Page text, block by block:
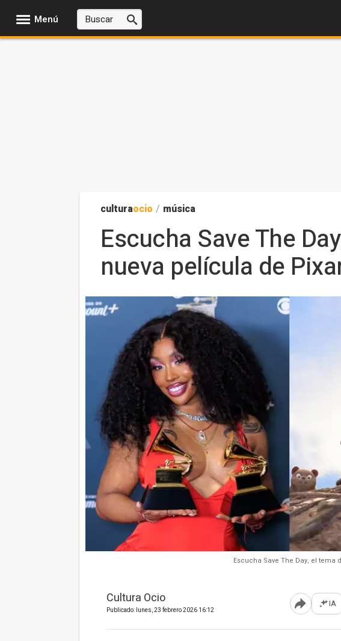
Menú
culturaocio / música
Escucha Save The
nueva película de
Escucha Save The Day, el tema
Cultura Ocio
Publicado: lunes, 23 febrero 2026 16:12 Abrir IA